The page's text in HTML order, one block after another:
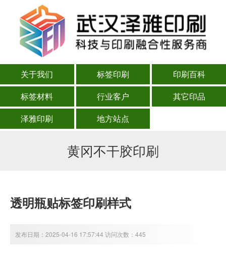
关于我们 标签印刷
印刷百科
标签材料
行业客户
其它印品
泽雅印刷
地方站点
黄冈不干胶印刷
透明瓶贴标签印刷样式
发布日期：2025-04-16 17:57:44 访问次数：445